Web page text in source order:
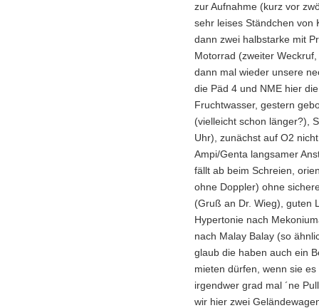
zur Aufnahme (kurz vor
sehr leises Ständchen von
dann zwei halbstarke mit
Motorrad (zweiter
dann mal wieder unsere
die Päd 4 und NME hier
Fruchtwasser, gestern
(vielleicht schon länger?),
Uhr), zunächst auf O2
Ampi/Genta langsamer
fällt ab beim Schreien,
ohne Doppler) ohne
(Gruß an Dr. Wieg), guten
Hypertonie nach
nach Malay Balay (so
glaub die haben auch ein
mieten dürfen, wenn sie
irgendwer grad mal ´ne
wir hier zwei